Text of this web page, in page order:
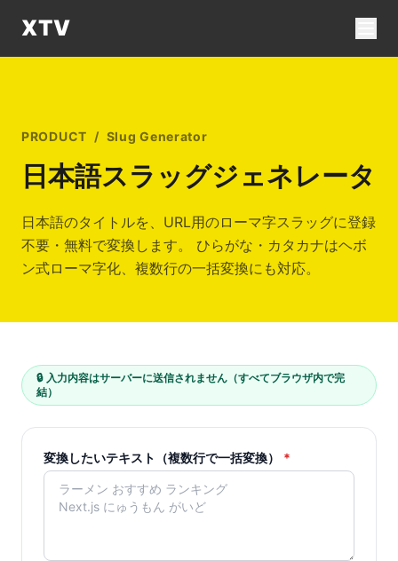
XTV
PRODUCT / Slug Generator
日本語スラッグジェネレータ
日本語のタイトルを、URL用のローマ字スラッグに登録
不要・無料で変換します。 ひらがな・カタカナはヘボ
ン式ローマ字化、複数行の一括変換にも対応。
🔒 入力内容はサーバーに送信されません（すべてブラウザ内で完
結）
変換したいテキスト（複数行で一括変換） *